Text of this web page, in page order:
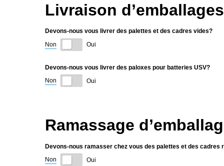
Livraison
Devons-nous vous livrer des palettes et des cadres vides?
Non
Oui
Devons-nous vous livrer des paloxes pour batteries USV?
Non
Oui
Ramassage
Devons-nous ramasser chez vous des palettes et des cadres
Non
Oui